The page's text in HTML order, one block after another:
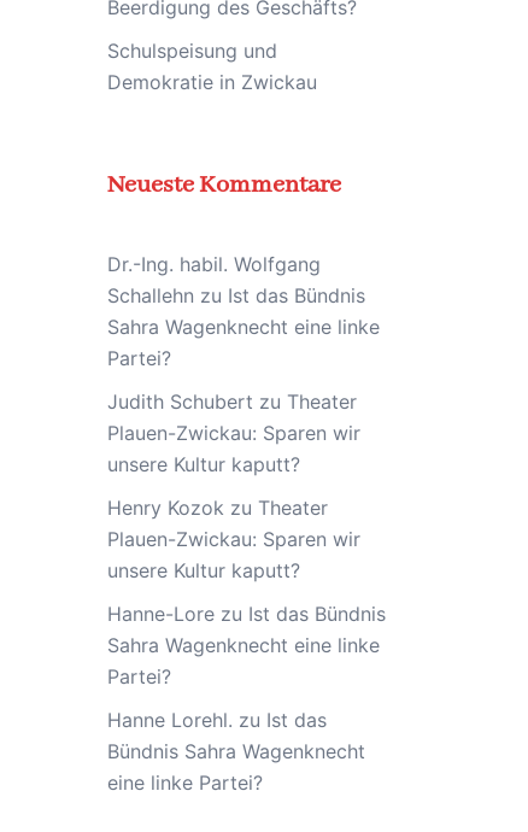
Beerdigung des Geschäfts?
Schulspeisung und
Demokratie in Zwickau
Neueste Kommentare
Dr.-Ing. habil. Wolfgang
Schallehn zu Ist das Bündnis
Sahra Wagenknecht eine linke
Partei?
Judith Schubert zu Theater
Plauen-Zwickau: Sparen wir
unsere Kultur kaputt?
Henry Kozok zu Theater
Plauen-Zwickau: Sparen wir
unsere Kultur kaputt?
Hanne-Lorezu Ist das Bündnis
Sahra Wagenknecht eine linke
Partei?
Hanne Lorehl. zu Ist das
Bündnis Sahra Wagenknecht
eine linke Partei?